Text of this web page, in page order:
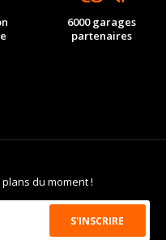
6000 garages
partenaires
du moment !